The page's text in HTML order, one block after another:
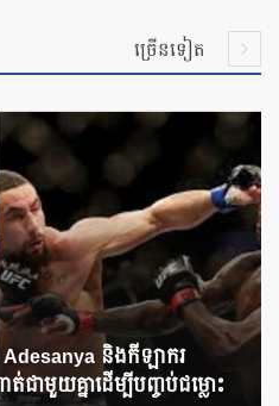
ច្រើនទៀត
Adesanya និងកីឡាករ
ាមួយគ្នាដើម្បីបញ្ចប់ជម្លោះ